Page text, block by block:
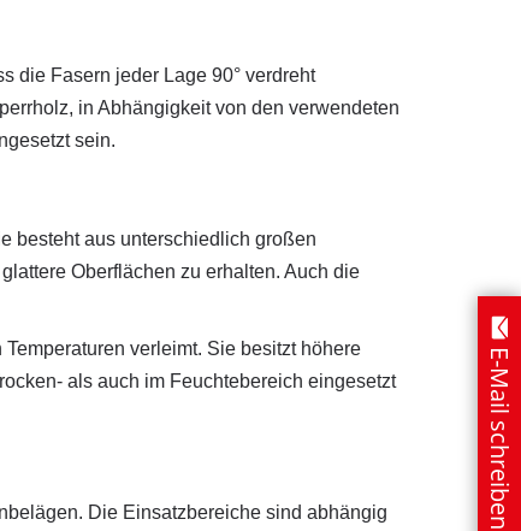
die Fasern jeder Lage 90° verdreht
in Abhängigkeit von den verwendeten
sein.
besteht aus unterschiedlich großen
Oberflächen zu erhalten. Auch die
verleimt. Sie besitzt höhere
als auch im Feuchtebereich eingesetzt
Die Einsatzbereiche sind abhängig
E-Mail schreiben